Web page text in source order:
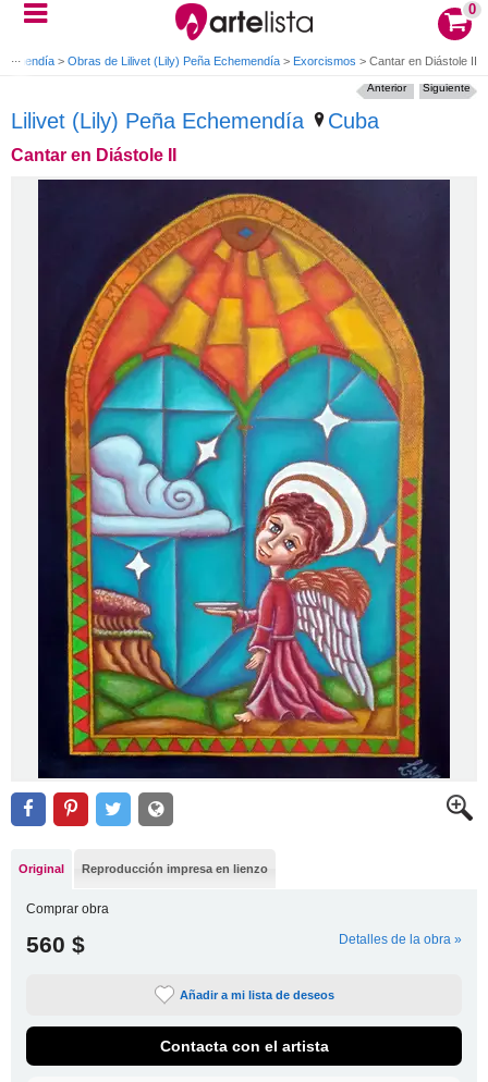
0
> Obras de Lilivet (Lily) Peña Echemendía > Exorcismos > Cantar en Diástole II
Lilivet (Lily) Peña Echemendía Cuba
Cantar en Diástole II
Siguiente
Anterior
Original Reproducción impresa en lienzo
Comprar obra
560 $ Detalles de la obra »
Añadir a mi lista de deseos
Contacta con el artista